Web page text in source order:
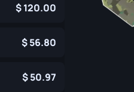
Abgesägte
120.00
56.80
50.97